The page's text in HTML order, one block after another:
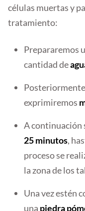
células muertas y
tratamiento:
Prepararemos
cantidad de
exprimiremos
A continuación
25 minutos,
proceso se
la zona de los
Una vez estén
una piedra